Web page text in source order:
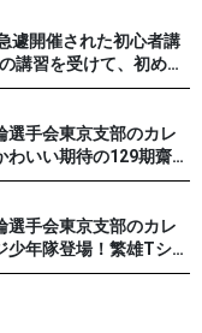
遽開催された初心者講
習を受けて、初めて
たして…？ #PR #松戸
選手会東京支部のカレ
いい期待の129期齋藤
いりん
選手会東京支部のカレ
年隊登場！繁雄Tシャ
けいりん #川口満広 #